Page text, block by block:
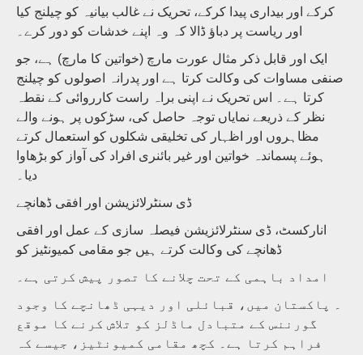
کرکے اور بیداری پیدا کرکے، تحریک نے غالب بیانیہ کو چیلنج کیا
اور ریاست پر دباؤ ڈالا کہ وہ اپنے خدشات کو دور کرے۔
ایک اور قابل ذکر مثال عورت مارچ (خواتین کا مارچ) ہے، جو
صنفی مساوات کی وکالت کرتا ہے اور پدرانہ اصولوں کو چیلنج
کرتا ہے۔ اس تحریک نے اپنی براہ راست کارروائی کے نقطہ
نظر کے ذریعے نمایاں توجہ حاصل کی، سڑکوں پر ہونے والے
مظاہروں اور اظہار کی تخلیقی شکلوں کو استعمال کرتے
ہوئے پسماندہ خواتین اور غیر بائنری افراد کی آواز کو بڑھاوا
دیا۔
ڈی سنٹرلائزیشن اور افقی ڈھانچے
انارکسٹ، ڈی سنٹرلائزیشن فیصلہ سازی کے عمل اور افقی
ڈھانچے کی وکالت کرتے ہیں جو مقامی کمیونٹیز کو
امداد باہمی کے تحت چلانے کا تصور پیش کرتی ہے۔
۔ پاکستان میں، قبائلی اور دیہی ڈھانچے کا وجود
گورننس کے متبادل ماڈلز کو تلاش کرنے کا موقع
فراہم کرتا ہے۔ کچھ مقامی کمیونٹیز، جیسے کہ